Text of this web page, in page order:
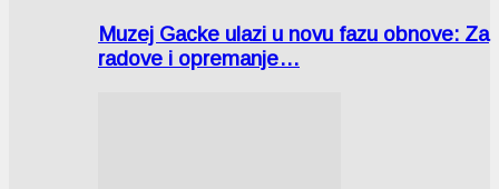
Muzej Gacke ulazi u novu fazu obnove: Za
radove i opremanje…